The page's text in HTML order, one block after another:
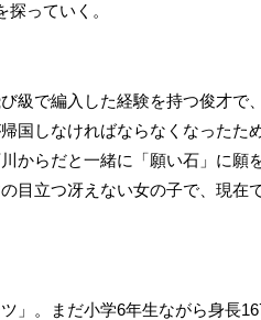
っていく。
級で編入した経験を持つ俊才で
国しなければならなくなったた
からだと一緒に「願い石」に願
目立つ冴えない女の子で、現在
」。まだ小学6年生ながら身長